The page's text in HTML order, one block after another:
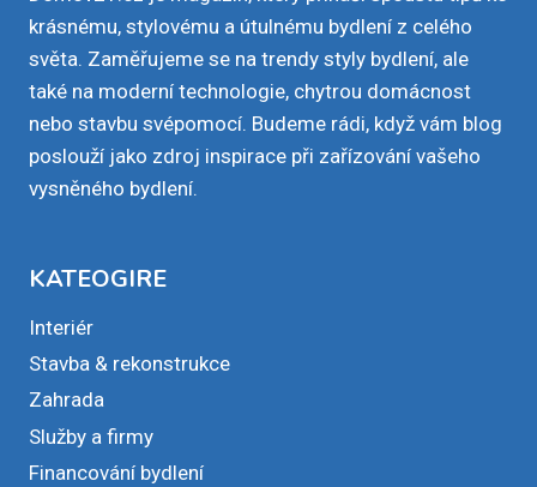
krásnému, stylovému a útulnému bydlení z celého
světa. Zaměřujeme se na trendy styly bydlení, ale
také na moderní technologie, chytrou domácnost
nebo stavbu svépomocí. Budeme rádi, když vám blog
poslouží jako zdroj inspirace při zařízování vašeho
vysněného bydlení.
KATEOGIRE
Interiér
Stavba & rekonstrukce
Zahrada
Služby a firmy
Financování bydlení